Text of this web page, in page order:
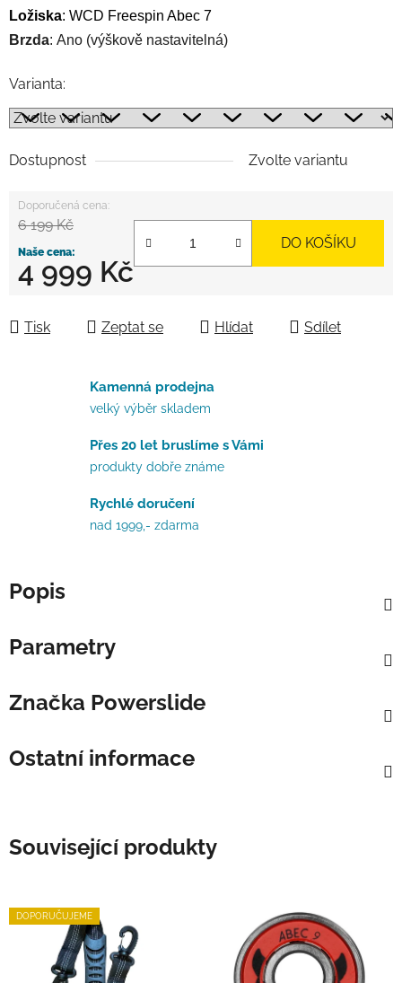
Ložiska: WCD Freespin Abec 7
Brzda: Ano (výškově nastavitelná)
Varianta:
Dostupnost Zvolte variantu
6 199 Kč
4 999 Kč
DO KOŠÍKU
Tisk Zeptat se Hlídat Sdílet
Kamenná prodejna
velký výběr skladem
Přes 20 let bruslíme s Vámi
produkty dobře známe
Rychlé doručení
nad 1999,- zdarma
Popis
Parametry
Značka Powerslide
Ostatní informace
Související produkty
DOPORUČUJEME